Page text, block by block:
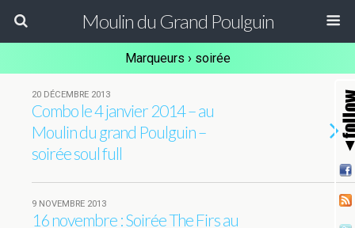
Moulin du Grand Poulguin
Marqueurs › soirée
20 DÉCEMBRE 2013
Combo le 4 janvier 2014 – au
Moulin du grand Poulguin –
soirée soul full
9 NOVEMBRE 2013
16 novembre : Soirée The Firs au